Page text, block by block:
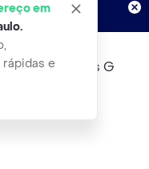
em
.
e
Aplicam T&C